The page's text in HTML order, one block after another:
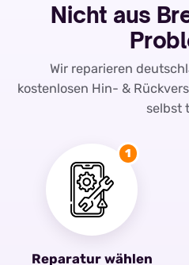
Nicht aus
Wir reparieren
kostenlosen Hin- &
selbst
1
Reparatur wählen